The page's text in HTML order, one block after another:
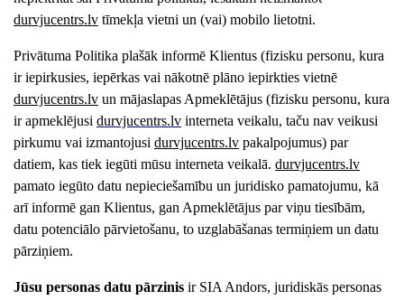
durvjucentrs.lv tīmekļa vietni un (vai) mobilo lietotni.
Privātuma Politika plašāk informē Klientus (fizisku personu, kura
ir iepirkusies, iepērkas vai nākotnē plāno iepirkties vietnē
durvjucentrs.lv un mājaslapas Apmeklētājus (fizisku personu, kura
ir apmeklējusi durvjucentrs.lv interneta veikalu, taču nav veikusi
pirkumu vai izmantojusi durvjucentrs.lv pakalpojumus) par
datiem, kas tiek iegūti mūsu interneta veikalā. durvjucentrs.lv
pamato iegūto datu nepieciešamību un juridisko pamatojumu, kā
arī informē gan Klientus, gan Apmeklētājus par viņu tiesībām,
datu potenciālo pārvietošanu, to uzglabāšanas termiņiem un datu
pārziņiem.
Jūsu personas datu pārzinis ir SIA Andors, juridiskās personas